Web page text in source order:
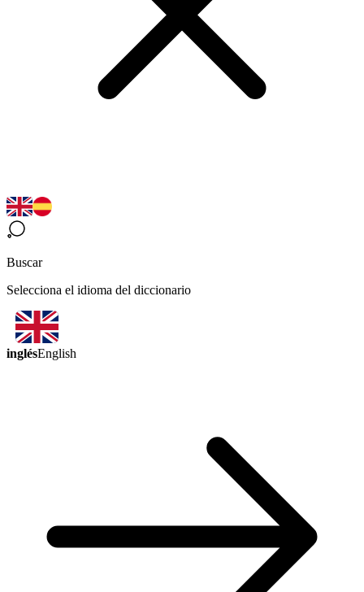
Buscar
Selecciona el idioma del diccionario
inglésEnglish